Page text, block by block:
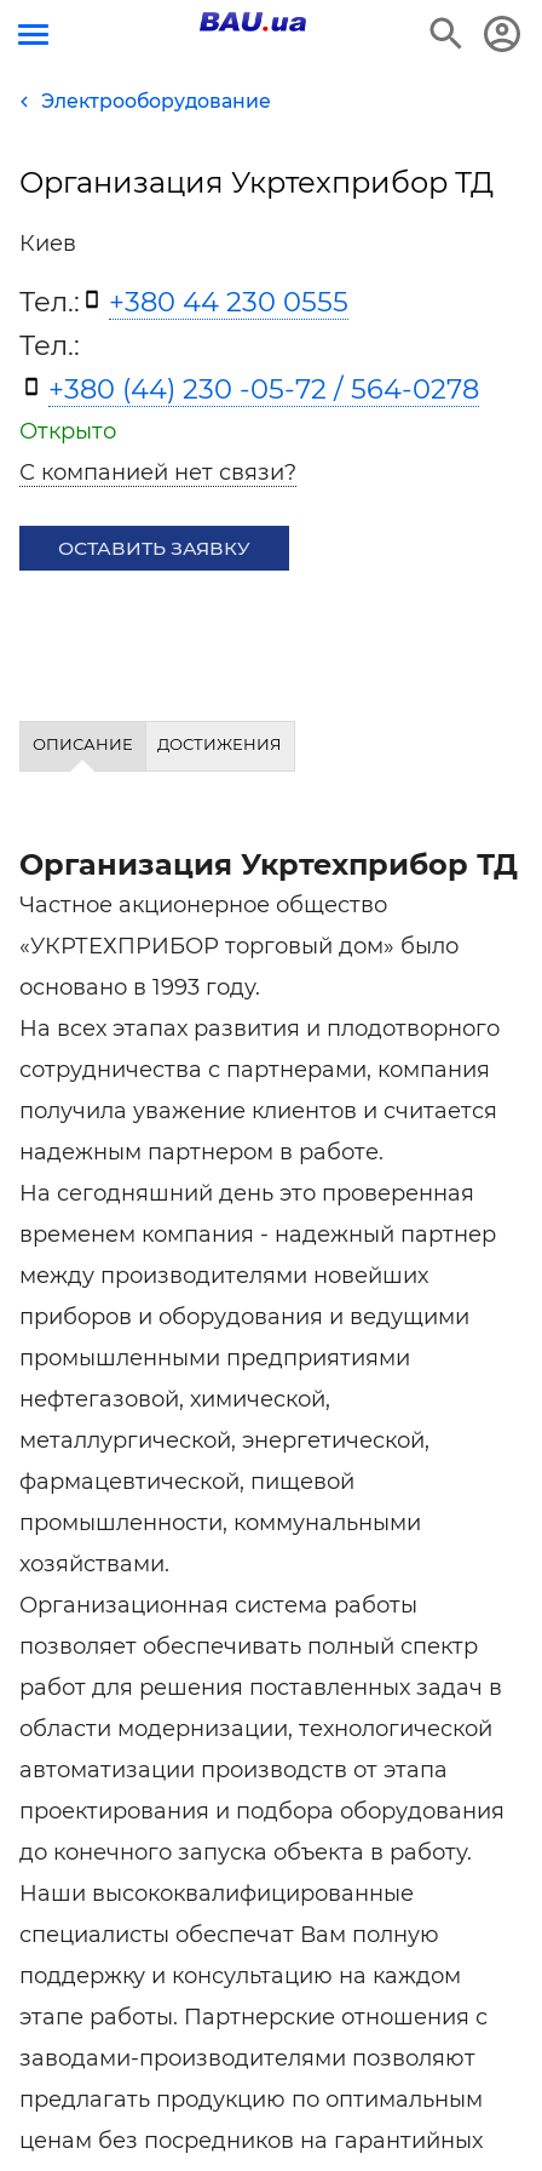
Электрооборудование
Организация Укртехприбор ТД
Киев
Тел.:
+380 44 230 0555
Тел.:
+380 (44) 230 -05-72 / 564-0278
Открыто
С компанией нет связи?
ОСТАВИТЬ ЗАЯВКУ
ОПИСАНИЕ ДОСТИЖЕНИЯ
Организация Укртехприбор ТД
Частное акционерное общество
«УКРТЕХПРИБОР торговый дом» было
основано в 1993 году.
На всех этапах развития и плодотворного
сотрудничества с партнерами, компания
получила уважение клиентов и считается
надежным партнером в работе.
На сегодняшний день это проверенная
временем компания - надежный партнер
между производителями новейших
приборов и оборудования и ведущими
промышленными предприятиями
нефтегазовой, химической,
металлургической, энергетической,
фармацевтической, пищевой
промышленности, коммунальными
хозяйствами.
Организационная система работы
позволяет обеспечивать полный спектр
работ для решения поставленных задач в
области модернизации, технологической
автоматизации производств от этапа
проектирования и подбора оборудования
до конечного запуска объекта в работу.
Наши высококвалифицированные
специалисты обеспечат Вам полную
поддержку и консультацию на каждом
этапе работы. Партнерские отношения с
заводами-производителями позволяют
предлагать продукцию по оптимальным
ценам без посредников на гарантийных